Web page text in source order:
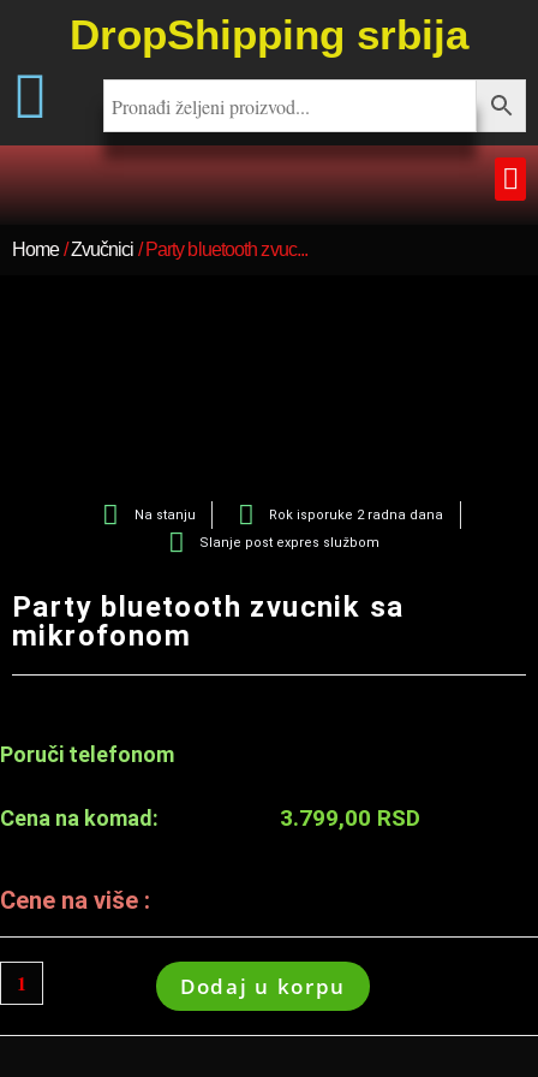
DropShipping srbija
Home/Zvučnici / Party bluetooth zvuc...
Na stanju
Rok isporuke 2 radna dana
Slanje post expres službom
Party bluetooth zvucnik sa
mikrofonom
Poruči telefonom
Cena na komad: 3.799,00 RSD
Cene na više :
Dodaj u korpu